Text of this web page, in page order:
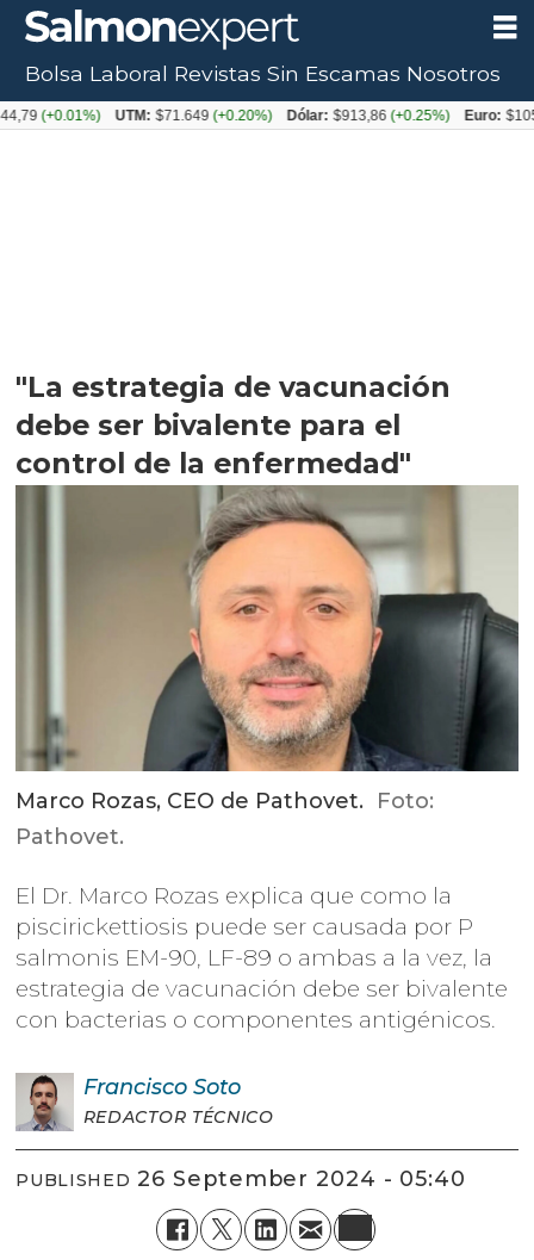
"La estrategia de vacunación
debe ser bivalente para el
control de la enfermedad"
Marco Rozas, CEO de Pathovet. Foto:
Pathovet.
El Dr. Marco Rozas explica que como la
piscirickettiosis puede ser causada por P
salmonis EM-90, LF-89 o ambas a la vez, la
estrategia de vacunación debe ser bivalente
con bacterias o componentes antigénicos.
Francisco Soto
REDACTOR TÉCNICO
PUBLISHED 26 September 2024 - 05:40
Bolsa Laboral Revistas Sin Escamas Nosotros
UTM: $71.649 (+0.20%) Dólar: $913,86 (+0.25%) Euro: $1053,08(-